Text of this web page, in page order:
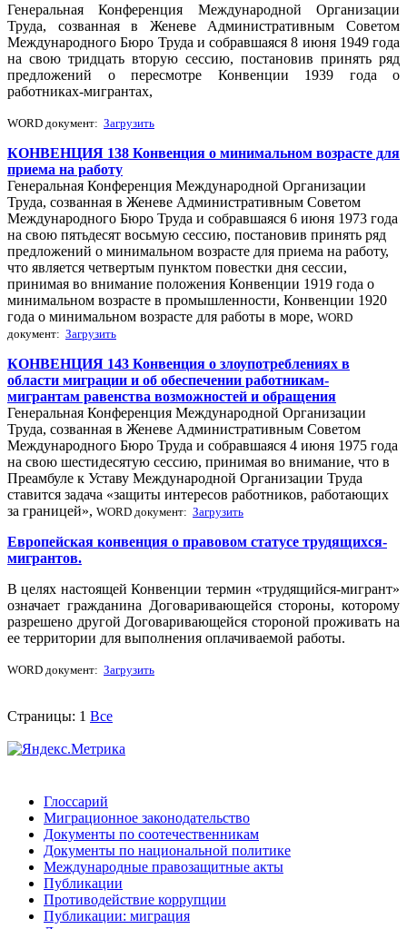
Генеральная Конференция Международной Организации
Труда, созванная в Женеве Административным Советом
Международного Бюро Труда и собравшаяся 8 июня 1949 года
на свою тридцать вторую сессию, постановив принять ряд
предложений о пересмотре Конвенции 1939 года о
работниках-мигрантах,
WORD документ: Загрузить
КОНВЕНЦИЯ 138 Конвенция о минимальном возрасте для
приема на работу
Генеральная Конференция Международной Организации
Труда, созванная в Женеве Административным Советом
Международного Бюро Труда и собравшаяся 6 июня 1973 года
на свою пятьдесят восьмую сессию, постановив принять ряд
предложений о минимальном возрасте для приема на работу,
что является четвертым пунктом повестки дня сессии,
принимая во внимание положения Конвенции 1919 года о
минимальном возрасте в промышленности, Конвенции 1920
года о минимальном возрасте для работы в море, WORD
документ: Загрузить
КОНВЕНЦИЯ 143 Конвенция о злоупотреблениях в
области миграции и об обеспечении работникам-
мигрантам равенства возможностей и обращения
Генеральная Конференция Международной Организации
Труда, созванная в Женеве Административным Советом
Международного Бюро Труда и собравшаяся 4 июня 1975 года
на свою шестидесятую сессию, принимая во внимание, что в
Преамбуле к Уставу Международной Организации Труда
ставится задача «защиты интересов работников, работающих
за границей», WORD документ: Загрузить
Европейская конвенция о правовом статусе трудящихся-
мигрантов.
В целях настоящей Конвенции термин «трудящийся-мигрант»
означает гражданина Договаривающейся стороны, которому
разрешено другой Договаривающейся стороной проживать на
ее территории для выполнения оплачиваемой работы.
WORD документ: Загрузить
Страницы: 1 Все
Глоссарий
Миграционное законодательство
Документы по соотечественникам
Документы по национальной политике
Международные правозащитные акты
Публикации
Противодействие коррупции
Публикации: миграция